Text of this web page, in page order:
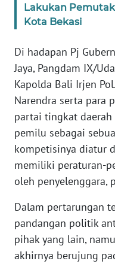
Lakukan
Kota Bekasi
Di hadapan Pj
Jaya, Pangdam IX/
Kapolda Bali Irjen
Narendra serta para
partai tingkat daerah
pemilu sebagai
kompetisinya diatur
memiliki peraturan-
oleh penyelenggara,
Dalam pertarungan
pandangan politik
pihak yang lain,
akhirnya berujung
JABAR
BANTEN
WN
WN
KEPRI
WN
PAPUA
PAPUA
BARAT